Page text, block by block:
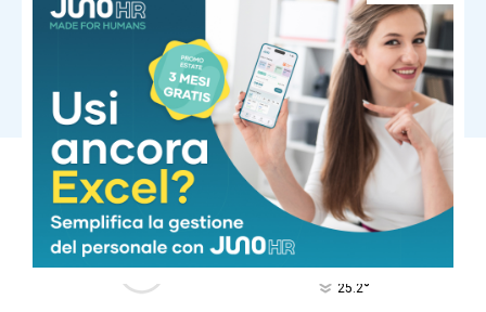
Conte a Capalbio: “Le primarie siamo
d’accordo che si fanno. La politica
estera non può rimanere fuori dalle
primarie”
Carica altri
COMUNE DI MASSA
Cielo Sereno
25.2°C
25.2°